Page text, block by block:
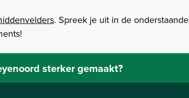
. Spreek je uit in de onderstaande
sterker gemaakt?